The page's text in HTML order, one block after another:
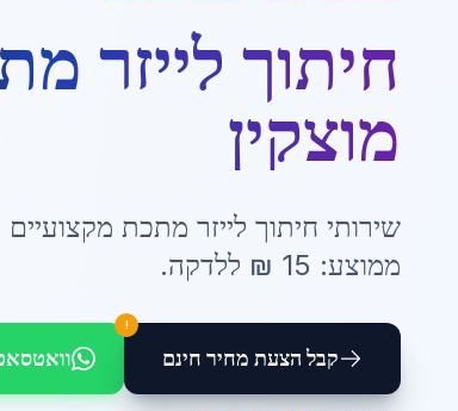
חיתוך לייזר
מוצקין
שירותי חיתוך לייזר מתכת מקצועיים
ממוצע: 15 ₪ ללדקה.
קבל הצעת מחיר חינם
!